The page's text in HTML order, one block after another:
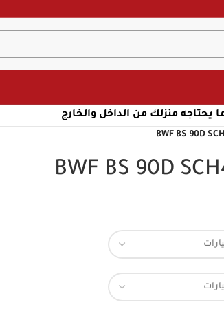
يحتاجه منزلك من الداخل والخارج